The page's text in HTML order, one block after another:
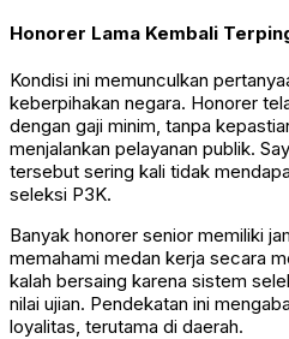
Honorer Lama Kembali
Kondisi ini memunculkan
keberpihakan negara. Honorer
dengan gaji minim, tanpa
menjalankan pelayanan publik.
tersebut sering kali tidak
seleksi P3K.
Banyak honorer senior memiliki
memahami medan kerja secara
kalah bersaing karena sistem
nilai ujian. Pendekatan ini
loyalitas, terutama di daerah.